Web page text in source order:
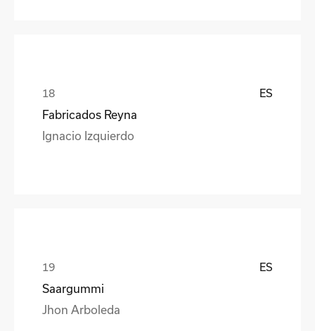
ES
Fabricados Reyna
Ignacio Izquierdo
ES
Saargummi
Jhon Arboleda